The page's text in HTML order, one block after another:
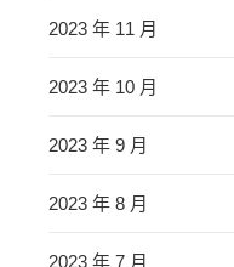
2023 年 11 月
2023 年 10 月
2023 年 9 月
2023 年 8 月
2023 年 7 月